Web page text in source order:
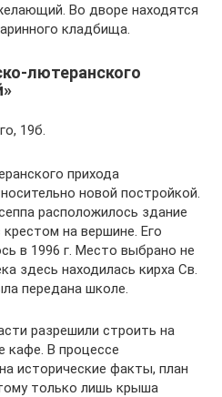
Во дворе находятся
кладбища.
лютеранского
19б.
прихода
новой постройкой.
расположилось здание
на вершине. Его
в 1996 г. Место выбрано не
здесь находилась кирха Св.
передана школе.
разрешили строить на
кафе. В процессе
исторические факты, план
только лишь крыша